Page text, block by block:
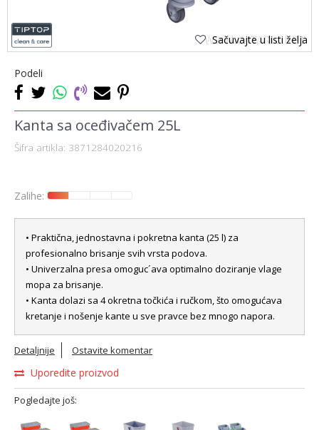
Sačuvajte u listi želja
Podeli
Kanta sa oceđivačem 25L
Šifra artikla: 3871284020216
Zalihe:
• Praktična, jednostavna i pokretna kanta (25 l) za
profesionalno brisanje svih vrsta podova.
• Univerzalna presa omoguc´ava optimalno doziranje vlage
mopa za brisanje.
• Kanta dolazi sa 4 okretna točkića i ručkom, što omogućava
kretanje i nošenje kante u sve pravce bez mnogo napora.
Detaljnije Ostavite komentar
Uporedite proizvod
Pogledajte još: